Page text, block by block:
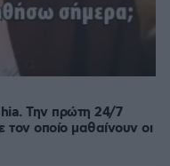
Την πρώτη 24/7
οποίο μαθαίνουν οι